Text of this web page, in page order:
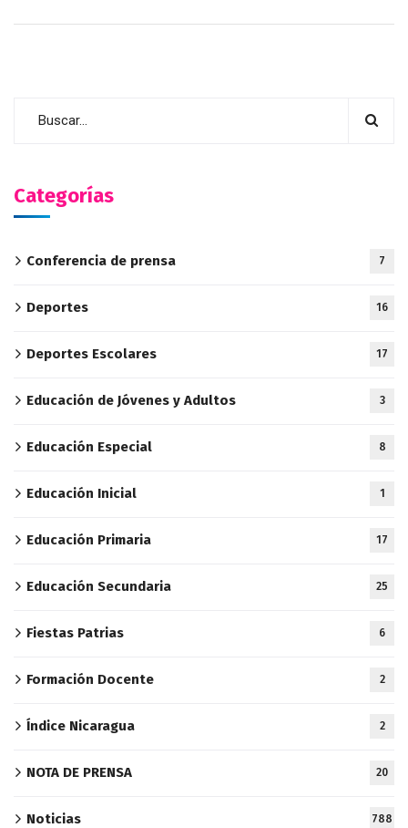
Categorías
Conferencia de prensa 7
Deportes 16
Deportes Escolares 17
Educación de Jóvenes y Adultos 3
Educación Especial 8
Educación Inicial 1
Educación Primaria 17
Educación Secundaria 25
Fiestas Patrias 6
Formación Docente 2
Índice Nicaragua 2
NOTA DE PRENSA 20
Noticias 788